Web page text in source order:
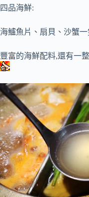
四品海鮮:
海鱸魚片、扇貝、沙蟹
豐富的海鮮配料,還有一